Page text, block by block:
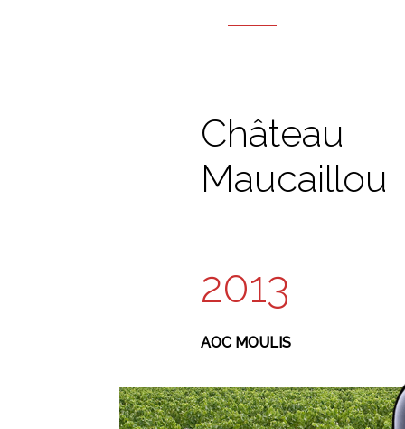
Château
Maucaillou
2013
AOC MOULIS